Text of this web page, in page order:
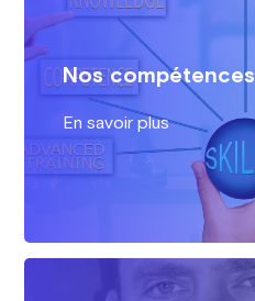
Nos compétences
En savoir plus